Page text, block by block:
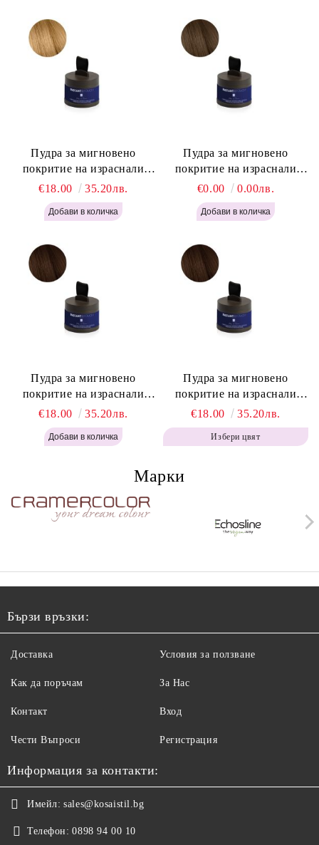
Пудра за мигновено
покритие на израснали
корени Русо - Labor Pro
Instant Retouch Powder -
Blonde H645
€18.00 35.20лв.
Пудра за мигновено
покритие на израснали
корени Светло Кафяво -
Labor Pro Instant Retouch
Powder - Light Brown H644
€0.00 0.00лв.
Пудра за мигновено
покритие на израснали
корени Топло Кафяво -
Labor Pro Instant Retouch
Powder - Warm Brown H643
€18.00 35.20лв.
Пудра за мигновено
покритие на израснали
корени Кафяво - Labor Pro
Instant Retouch Powder -
Brown H642
€18.00 35.20лв.
Избери цвят
Марки
Бързи връзки:
Доставка
Как да поръчам
Контакт
Чести Въпроси
Условия за ползване
За Нас
Вход
Регистрация
Информация за контакти:
Имейл: sales@kosaistil.bg
Телефон: 0898 94 00 10